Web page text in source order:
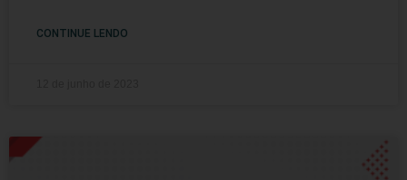
CONTINUE LENDO